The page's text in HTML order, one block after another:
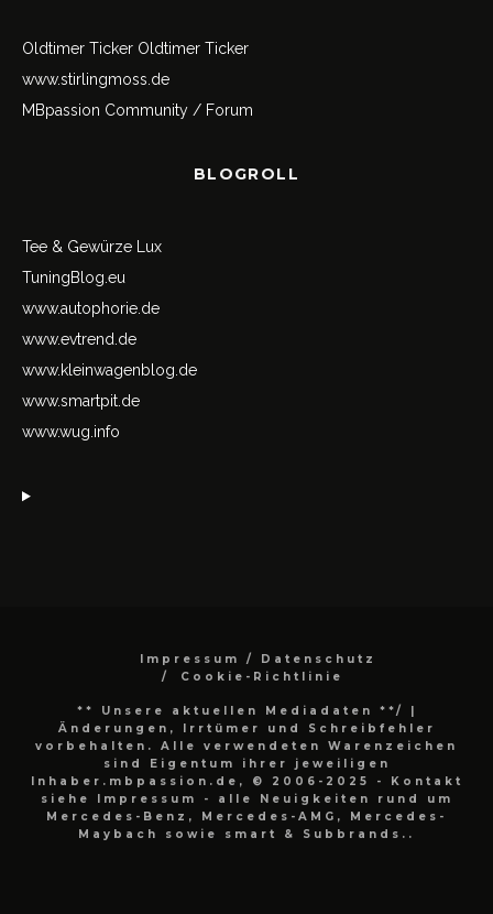
Oldtimer Ticker Oldtimer Ticker
www.stirlingmoss.de
MBpassion Community / Forum
BLOGROLL
Tee & Gewürze Lux
TuningBlog.eu
www.autophorie.de
www.evtrend.de
www.kleinwagenblog.de
www.smartpit.de
www.wug.info
Impressum / Datenschutz
Cookie-Richtlinie
** Unsere aktuellen Mediadaten **/
Änderungen, Irrtümer und Schreibfehler
vorbehalten. Alle verwendeten Warenzeichen
sind Eigentum ihrer jeweiligen
Inhaber.mbpassion.de, © 2006-2025 - Kontakt
siehe Impressum - alle Neuigkeiten rund um
Mercedes-Benz, Mercedes-AMG, Mercedes-
Maybach sowie smart & Subbrands..